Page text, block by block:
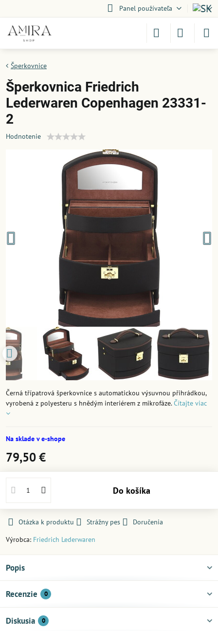
Panel používateľa
Šperkovnice
Šperkovnica Friedrich
Lederwaren Copenhagen 23331-
2
Hodnotenie
Černá třípatrová šperkovnice s automatickou výsuvnou přihrádkou,
vyrobená z polyesteru s hnědým interiérem z mikrofáze.Čítajte viac
Na sklade v e-shope
79,50 €
Do košíka
Otázka k produktu Strážny pes
Doručenia
Výrobca: Friedrich Lederwaren
Popis
Recenzie 0
Diskusia 0